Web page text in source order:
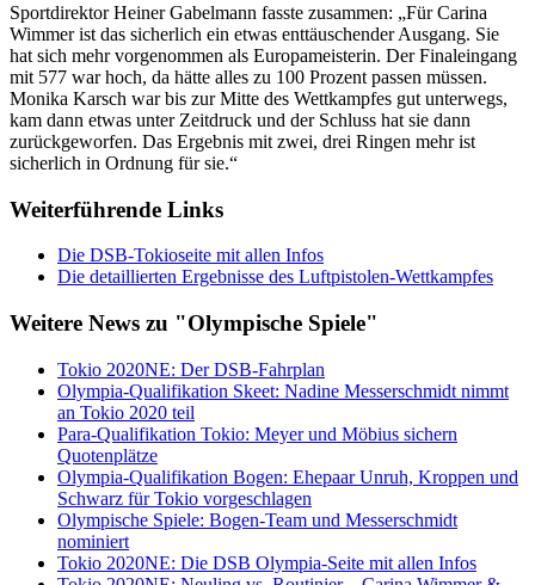
Sportdirektor Heiner Gabelmann fasste zusammen: „Für Carina
Wimmer ist das sicherlich ein etwas enttäuschender Ausgang. Sie
hat sich mehr vorgenommen als Europameisterin. Der Finaleingang
mit 577 war hoch, da hätte alles zu 100 Prozent passen müssen.
Monika Karsch war bis zur Mitte des Wettkampfes gut unterwegs,
kam dann etwas unter Zeitdruck und der Schluss hat sie dann
zurückgeworfen. Das Ergebnis mit zwei, drei Ringen mehr ist
sicherlich in Ordnung für sie.“
Weiterführende Links
Die DSB-Tokioseite mit allen Infos
Die detaillierten Ergebnisse des Luftpistolen-Wettkampfes
Weitere News zu "Olympische Spiele"
Tokio 2020NE: Der DSB-Fahrplan
Olympia-Qualifikation Skeet: Nadine Messerschmidt nimmt
an Tokio 2020 teil
Para-Qualifikation Tokio: Meyer und Möbius sichern
Quotenplätze
Olympia-Qualifikation Bogen: Ehepaar Unruh, Kroppen und
Schwarz für Tokio vorgeschlagen
Olympische Spiele: Bogen-Team und Messerschmidt
nominiert
Tokio 2020NE: Die DSB Olympia-Seite mit allen Infos